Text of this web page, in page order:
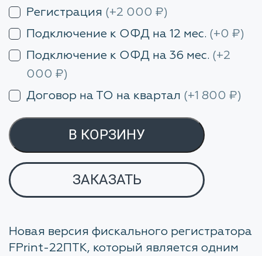
Регистрация (+2 000 ₽)
Подключение к ОФД на 12 мес. (+0 ₽)
Подключение к ОФД на 36 мес. (+2
000 ₽)
Договор на ТО на квартал (+1 800 ₽)
В КОРЗИНУ
ЗАКАЗАТЬ
Новая версия фискального регистратора
FPrint-22ПТК, который является одним